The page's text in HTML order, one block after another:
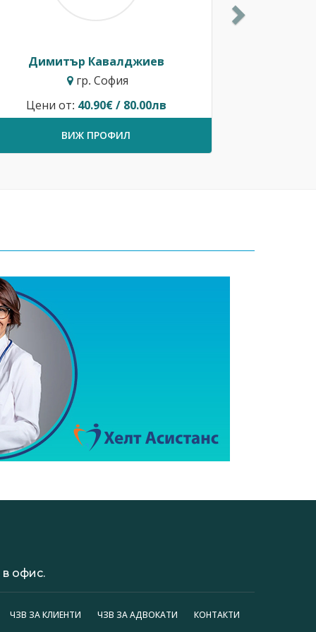
Димитър Кавалджиев
гр. София
Цени от: 40.90€ / 80.00лв
ВИЖ ПРОФИЛ
офис.
ЧЗВ ЗА КЛИЕНТИ ЧЗВ ЗА АДВОКАТИ КОНТАКТИ